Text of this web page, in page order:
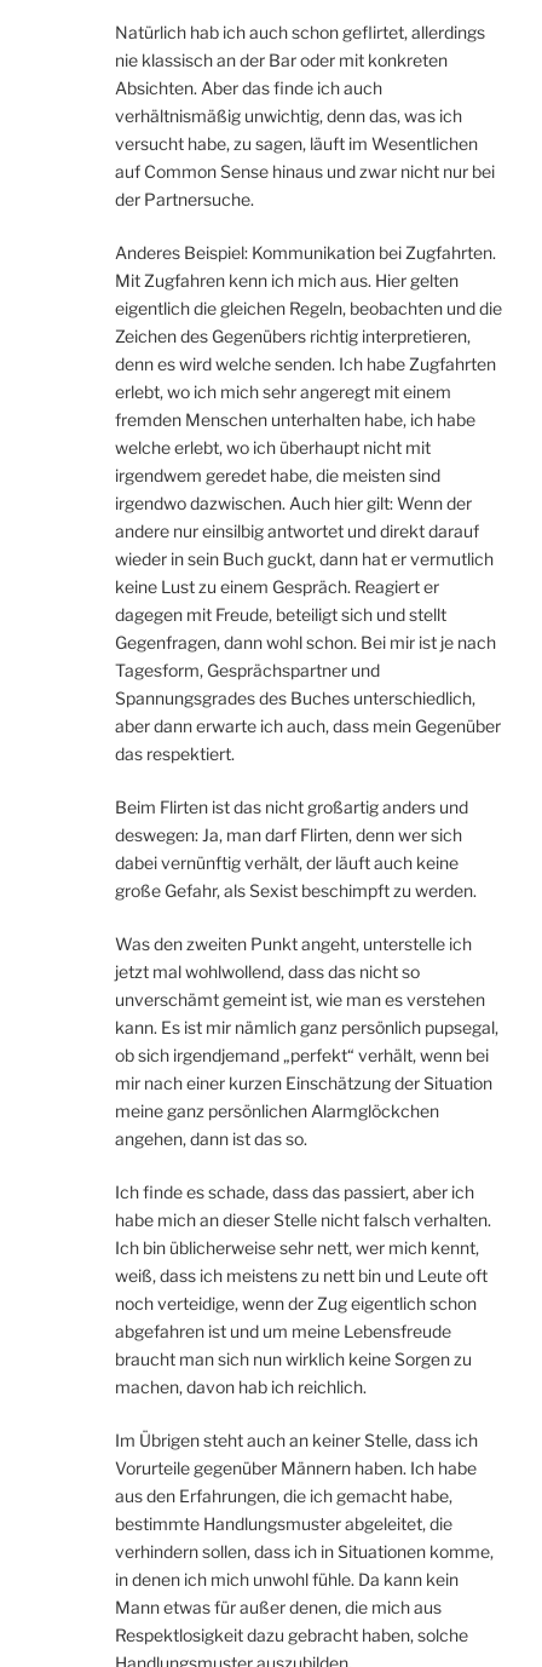
Natürlich hab ich auch schon geflirtet, allerdings
nie klassisch an der Bar oder mit konkreten
Absichten. Aber das finde ich auch
verhältnismäßig unwichtig, denn das, was ich
versucht habe, zu sagen, läuft im Wesentlichen
auf Common Sense hinaus und zwar nicht nur bei
der Partnersuche.
Anderes Beispiel: Kommunikation bei Zugfahrten.
Mit Zugfahren kenn ich mich aus. Hier gelten
eigentlich die gleichen Regeln, beobachten und die
Zeichen des Gegenübers richtig interpretieren,
denn es wird welche senden. Ich habe Zugfahrten
erlebt, wo ich mich sehr angeregt mit einem
fremden Menschen unterhalten habe, ich habe
welche erlebt, wo ich überhaupt nicht mit
irgendwem geredet habe, die meisten sind
irgendwo dazwischen. Auch hier gilt: Wenn der
andere nur einsilbig antwortet und direkt darauf
wieder in sein Buch guckt, dann hat er vermutlich
keine Lust zu einem Gespräch. Reagiert er
dagegen mit Freude, beteiligt sich und stellt
Gegenfragen, dann wohl schon. Bei mir ist je nach
Tagesform, Gesprächspartner und
Spannungsgrades des Buches unterschiedlich,
aber dann erwarte ich auch, dass mein Gegenüber
das respektiert.
Beim Flirten ist das nicht großartig anders und
deswegen: Ja, man darf Flirten, denn wer sich
dabei vernünftig verhält, der läuft auch keine
große Gefahr, als Sexist beschimpft zu werden.
Was den zweiten Punkt angeht, unterstelle ich
jetzt mal wohlwollend, dass das nicht so
unverschämt gemeint ist, wie man es verstehen
kann. Es ist mir nämlich ganz persönlich pupsegal,
ob sich irgendjemand „perfekt“ verhält, wenn bei
mir nach einer kurzen Einschätzung der Situation
meine ganz persönlichen Alarmglöckchen
angehen, dann ist das so.
Ich finde es schade, dass das passiert, aber ich
habe mich an dieser Stelle nicht falsch verhalten.
Ich bin üblicherweise sehr nett, wer mich kennt,
weiß, dass ich meistens zu nett bin und Leute oft
noch verteidige, wenn der Zug eigentlich schon
abgefahren ist und um meine Lebensfreude
braucht man sich nun wirklich keine Sorgen zu
machen, davon hab ich reichlich.
Im Übrigen steht auch an keiner Stelle, dass ich
Vorurteile gegenüber Männern haben. Ich habe
aus den Erfahrungen, die ich gemacht habe,
bestimmte Handlungsmuster abgeleitet, die
verhindern sollen, dass ich in Situationen komme,
in denen ich mich unwohl fühle. Da kann kein
Mann etwas für außer denen, die mich aus
Respektlosigkeit dazu gebracht haben, solche
Handlungsmuster auszubilden.